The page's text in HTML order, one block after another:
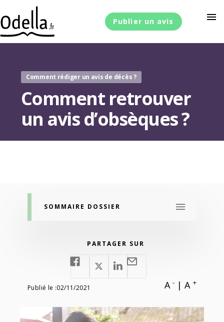
Publier un avis menu
Comment rédiger un avis de décès ?
Comment retrouver
un avis d’obsèques ?
SOMMAIRE DOSSIER
PARTAGER SUR
Publié le :02/11/2021 A - | A +